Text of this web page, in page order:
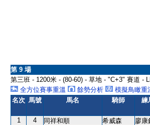
第 9 場
第三班 - 1200米 - (80-60) - 草地 - "C+3" 賽道 -
全方位賽事重溫
餘勢分析
模擬鳥瞰重
名次 馬號 馬名 騎師 練
1 4 同祥和順 希威森 廖康